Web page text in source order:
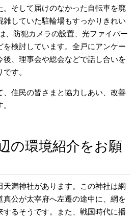
。そして届けのなかった自転車を廃
していた駐輪場もすっかりきれい
、防犯カメラの設置、光ファイバー
検討しています。全戸にアンケー
後、理事会や総会などで話し合いを
す。
、住民の皆さまと協力しあい、改善
の環境紹介をお願
天満神社があります。この神社は網
真公が太宰府へ左遷の途中に、網を
するそうです。また、戦国時代に播